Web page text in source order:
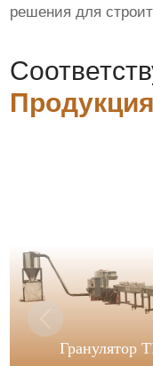
решения для
Продукция
Гранулятор